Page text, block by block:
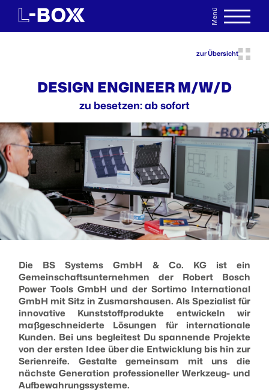
Menü
MERKLISTE
zur Übersicht
DESIGN ENGINEER M/W/D
zu besetzen: ab sofort
Die BS Systems GmbH & Co. KG ist ein
Gemeinschaftsunternehmen der Robert Bosch
Power Tools GmbH und der Sortimo International
GmbH mit Sitz in Zusmarshausen. Als Spezialist für
innovative Kunststoffprodukte entwickeln wir
maßgeschneiderte Lösungen für internationale
Kunden. Bei uns begleitest Du spannende Projekte
von der ersten Idee über die Entwicklung bis hin zur
Serienreife. Gestalte gemeinsam mit uns die
nächste Generation professioneller Werkzeug- und
Aufbewahrungssysteme.